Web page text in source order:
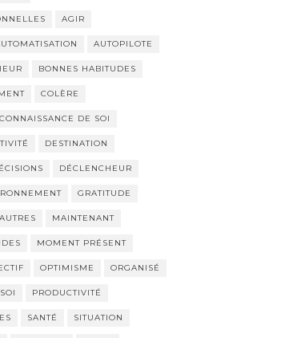
AGIR
AUTOPILOTE
BONNES HABITUDES
COLÈRE
CONNAISSANCE DE SOI
DESTINATION
DÉCLENCHEUR
GRATITUDE
MAINTENANT
MOMENT PRÉSENT
OPTIMISME ORGANISÉ
PRODUCTIVITÉ
SANTÉ SITUATION